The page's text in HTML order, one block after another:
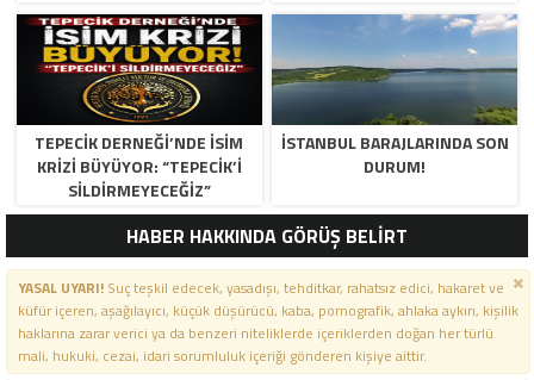
TEPECİK DERNEĞİ’NDE İSİM
KRİZİ BÜYÜYOR: “TEPECİK’İ
SİLDİRMEYECEĞİZ”
İSTANBUL BARAJLARINDA SON
DURUM!
HABER HAKKINDA GÖRÜŞ BELİRT
YASAL UYARI!Suç teşkil edecek, yasadışı, tehditkar, rahatsız edici, hakaret ve
küfür içeren, aşağılayıcı, küçük düşürücü, kaba, pornografik, ahlaka aykırı, kişilik
haklarına zarar verici ya da benzeri niteliklerde içeriklerden doğan her türlü
mali, hukuki, cezai, idari sorumluluk içeriği gönderen kişiye aittir.